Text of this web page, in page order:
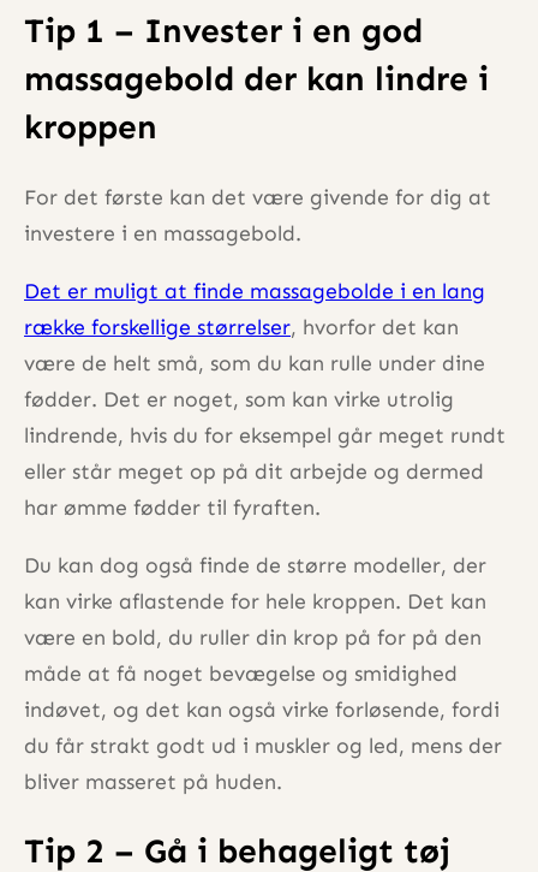
Tip 1 – Invester i en god
massagebold der kan lindre i
kroppen
For det første kan det være givende for dig at
investere i en massagebold.
Det er muligt at finde massagebolde i en lang
række forskellige størrelser, hvorfor det kan
være de helt små, som du kan rulle under dine
fødder. Det er noget, som kan virke utrolig
lindrende, hvis du for eksempel går meget rundt
eller står meget op på dit arbejde og dermed
har ømme fødder til fyraften.
Du kan dog også finde de større modeller, der
kan virke aflastende for hele kroppen. Det kan
være en bold, du ruller din krop på for på den
måde at få noget bevægelse og smidighed
indøvet, og det kan også virke forløsende, fordi
du får strakt godt ud i muskler og led, mens der
bliver masseret på huden.
Tip 2 – Gå i behageligt tøj